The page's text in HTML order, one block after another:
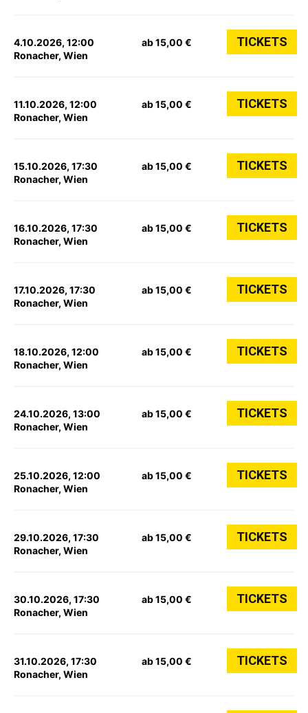
4.10.2026, 12:00
Ronacher, Wien
ab 15,00 € TICKETS
11.10.2026, 12:00
Ronacher, Wien
ab 15,00 € TICKETS
15.10.2026, 17:30
Ronacher, Wien
ab 15,00 € TICKETS
16.10.2026, 17:30
Ronacher, Wien
ab 15,00 € TICKETS
17.10.2026, 17:30
Ronacher, Wien
ab 15,00 € TICKETS
18.10.2026, 12:00
Ronacher, Wien
ab 15,00 € TICKETS
24.10.2026, 13:00
Ronacher, Wien
ab 15,00 € TICKETS
25.10.2026, 12:00
Ronacher, Wien
ab 15,00 € TICKETS
29.10.2026, 17:30
Ronacher, Wien
ab 15,00 € TICKETS
30.10.2026, 17:30
Ronacher, Wien
ab 15,00 € TICKETS
31.10.2026, 17:30
Ronacher, Wien
ab 15,00 € TICKETS